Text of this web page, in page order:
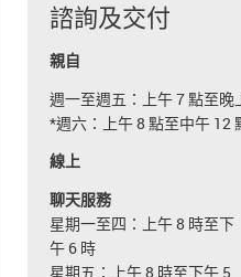
諮詢及交付
親自
週一至週五：上午 7 點至晚
*週六：上午 8 點至中午 12
線上
聊天服務
星期一至四：上午 8 時至下
午 6 時
星期五：上午 8 時至下午 5